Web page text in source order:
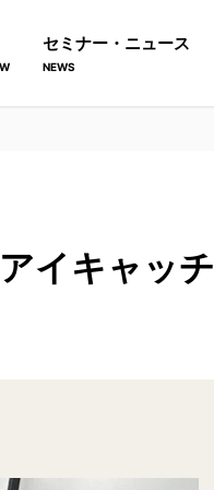
セミナー・ニュース
NEWS
イキャッチ